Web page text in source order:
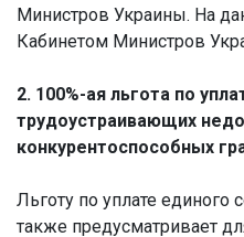
Министров Украины. На
Кабинетом Министров
2. 100%-ая льгота по
трудоустраивающих
конкурентоспособных
Льготу по уплате единого
также предусматривает